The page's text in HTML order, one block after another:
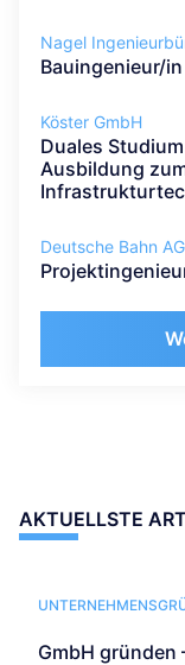
Nagel
Bauingenieur/
Köster GmbH
Duales
Ausbildung
Deutsche Bahn AG
AKTUELLSTE
GmbH gründen